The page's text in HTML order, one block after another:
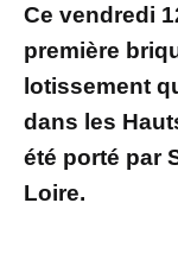
Ce vendredi
première
lotissement
dans les
été porté par
Loire.